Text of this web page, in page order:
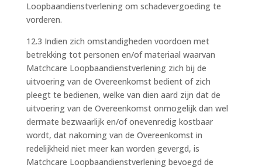
Loopbaandienstverlening om schadevergoeding te
vorderen.
12.3 Indien zich omstandigheden voordoen met
betrekking tot personen en/of materiaal waarvan
Matchcare Loopbaandienstverlening zich bij de
uitvoering van de Overeenkomst bedient of zich
pleegt te bedienen, welke van dien aard zijn dat de
uitvoering van de Overeenkomst onmogelijk dan wel
dermate bezwaarlijk en/of onevenredig kostbaar
wordt, dat nakoming van de Overeenkomst in
redelijkheid niet meer kan worden gevergd, is
Matchcare Loopbaandienstverlening bevoegd de